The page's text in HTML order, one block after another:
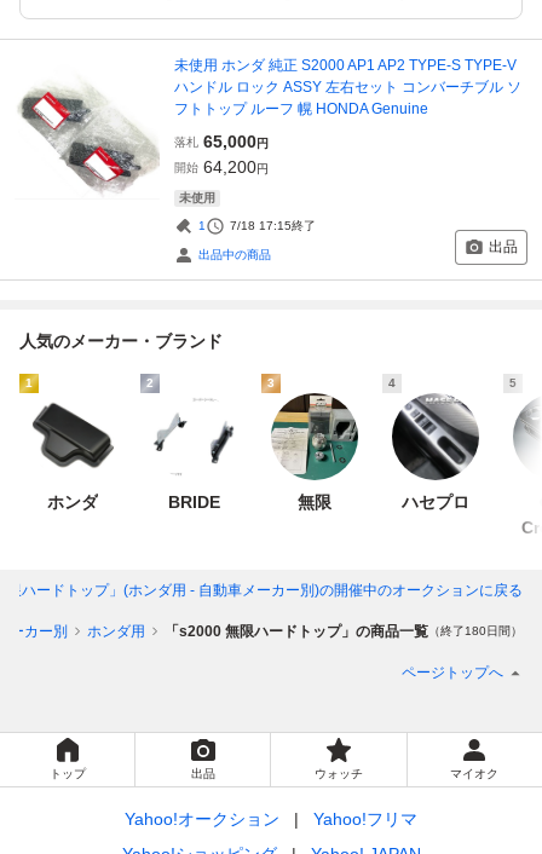
未使用 ホンダ 純正 S2000 AP1 AP2 TYPE-S TYPE-V
ハンドル ロック ASSY 左右セット コンバーチブル ソ
フトトップ ルーフ 幌 HONDA Genuine
落札 65,000円
開始 64,200円
未使用
1 7/18 17:15終了
出品中の商品 出品
人気のメーカー・ブランド
1
ホンダ
2
BRIDE
3
無限
4
ハセプロ
5
限ハードトップ」(ホンダ用 - 自動車メーカー別)の開催中のオークションに戻る
ーカー別 ホンダ用 「s2000 無限ハードトップ」の商品一覧 （終了180日間）
ページトップへ
トップ 出品 ウォッチ マイオク
Yahoo!オークション
Yahoo!フリマ